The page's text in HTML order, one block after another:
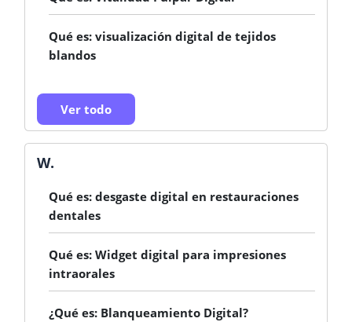
Qué es: visualización digital de tejidos
blandos
Ver todo
W.
Qué es: desgaste digital en restauraciones
dentales
Qué es: Widget digital para impresiones
intraorales
¿Qué es: Blanqueamiento Digital?